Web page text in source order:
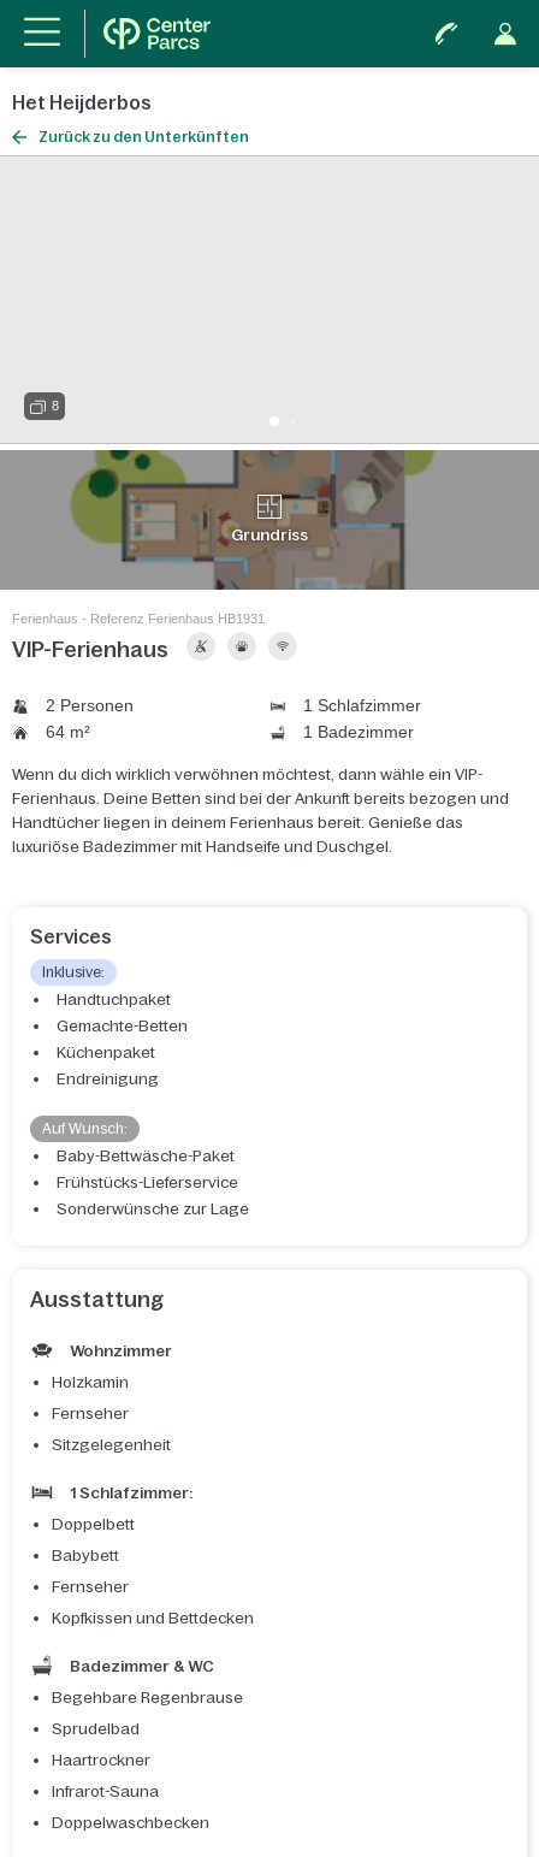
Het Heijderbos
Zurück zu den Unterkünften
8
Grundriss
Ferienhaus - Referenz Ferienhaus HB1931
VIP-Ferienhaus
2 Personen
1 Schlafzimmer
64 m²
1 Badezimmer
Wenn du dich wirklich verwöhnen möchtest, dann wähle ein VIP-
Ferienhaus. Deine Betten sind bei der Ankunft bereits bezogen und
Handtücher liegen in deinem Ferienhaus bereit. Genieße das
luxuriöse Badezimmer mit Handseife und Duschgel.
Services
Inklusive:
Handtuchpaket
Gemachte-Betten
Küchenpaket
Endreinigung
Auf Wunsch:
Baby-Bettwäsche-Paket
Frühstücks-Lieferservice
Sonderwünsche zur Lage
Ausstattung
Wohnzimmer
Holzkamin
Fernseher
Sitzgelegenheit
1 Schlafzimmer:
Doppelbett
Babybett
Fernseher
Kopfkissen und Bettdecken
Badezimmer & WC
Begehbare Regenbrause
Sprudelbad
Haartrockner
Infrarot-Sauna
Doppelwaschbecken